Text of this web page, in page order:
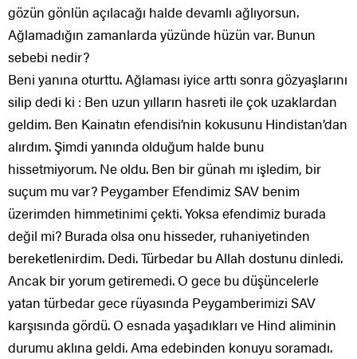
gözün gönlün açılacağı halde devamlı ağlıyorsun.
Ağlamadığın zamanlarda yüzünde hüzün var. Bunun
sebebi nedir?
Beni yanına oturttu. Ağlaması iyice arttı sonra gözyaşlarını
silip dedi ki : Ben uzun yılların hasreti ile çok uzaklardan
geldim. Ben Kainatın efendisi’nin kokusunu Hindistan’dan
alırdım. Şimdi yanında olduğum halde bunu
hissetmiyorum. Ne oldu. Ben bir günah mı işledim, bir
suçum mu var? Peygamber Efendimiz SAV benim
üzerimden himmetinimi çekti. Yoksa efendimiz burada
değil mi? Burada olsa onu hisseder, ruhaniyetinden
bereketlenirdim. Dedi. Türbedar bu Allah dostunu dinledi.
Ancak bir yorum getiremedi. O gece bu düşüncelerle
yatan türbedar gece rüyasında Peygamberimizi SAV
karşısında gördü. O esnada yaşadıkları ve Hind aliminin
durumu aklına geldi. Ama edebinden konuyu soramadı.